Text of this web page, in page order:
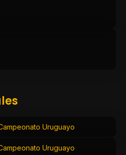
Uruguayo
Uruguayo